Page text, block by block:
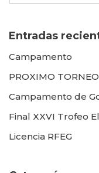
Entradas
Campamento
PROXIMO TORNEO
Campamento de
Final XXVI Trofeo
Licencia RFEG